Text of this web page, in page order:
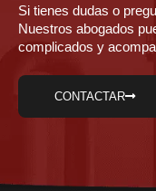
Si tienes dudas o
Nuestros abogados
complicados y
CONTACTAR